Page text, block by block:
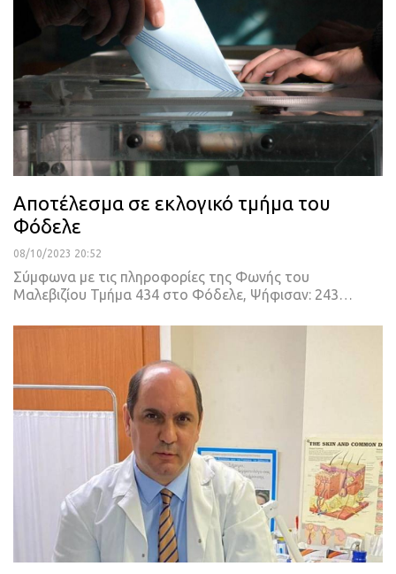
Αποτέλεσμα σε εκλογικό τμήμα του
Φόδελε
08/10/2023 20:52
Σύμφωνα με τις πληροφορίες της Φωνής του
Μαλεβιζίου Τμήμα 434 στο Φόδελε, Ψήφισαν: 243…